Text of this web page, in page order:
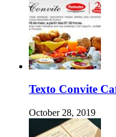
Texto Convite
October 28, 2019